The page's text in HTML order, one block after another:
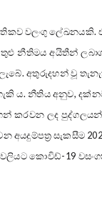
වලංගු
අයිතීන්
අතුරුදහන් වූ
ය. නීතිය අනුව,
කරවන ලද
අයදුම්පත්‍ර සැකසීම
කොවිඩ්-19